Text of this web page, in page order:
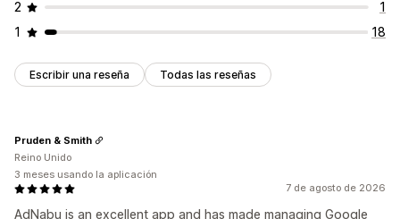
2
1
1
18
Escribir una reseña Todas las reseñas
7 de agosto de 2026
AdNabu is an excellent app and has made managing Google
Pruden & Smith
Reino Unido
3 meses usando la aplicación